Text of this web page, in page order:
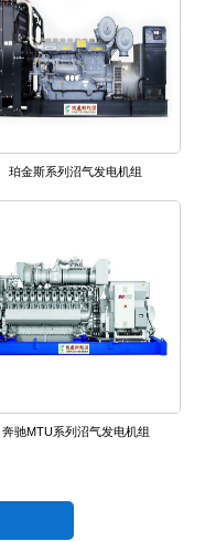
珀金斯系列沼气发电机组
奔驰MTU系列沼气发电机组